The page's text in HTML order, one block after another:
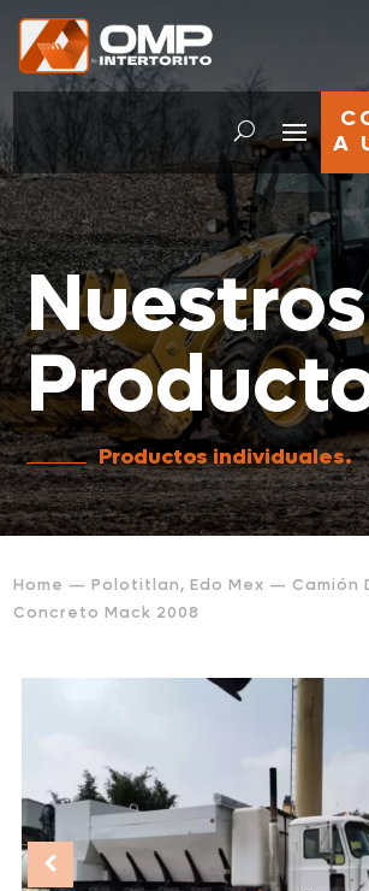
A
Nuestros
Productos individuales.
Home —Polotitlan, Edo Mex — Camión
Concreto Mack 2008